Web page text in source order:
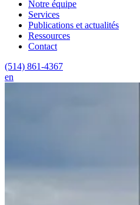
Notre équipe
Services
Publications et actualités
Ressources
Contact
(514) 861-4367
en